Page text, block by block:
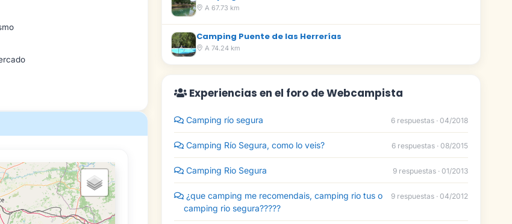
A 67.73 km
Camping Puente de las Herrerías
A 74.24 km
Experiencias en el foro de Webcampista
Camping río segura 6 respuestas · 04/2018
Camping Río Segura, como lo veis? 6 respuestas · 08/2015
Camping Rio Segura 9 respuestas · 01/2013
¿que camping me recomendais, camping rio tus o
camping rio segura?????
9 respuestas · 04/2012